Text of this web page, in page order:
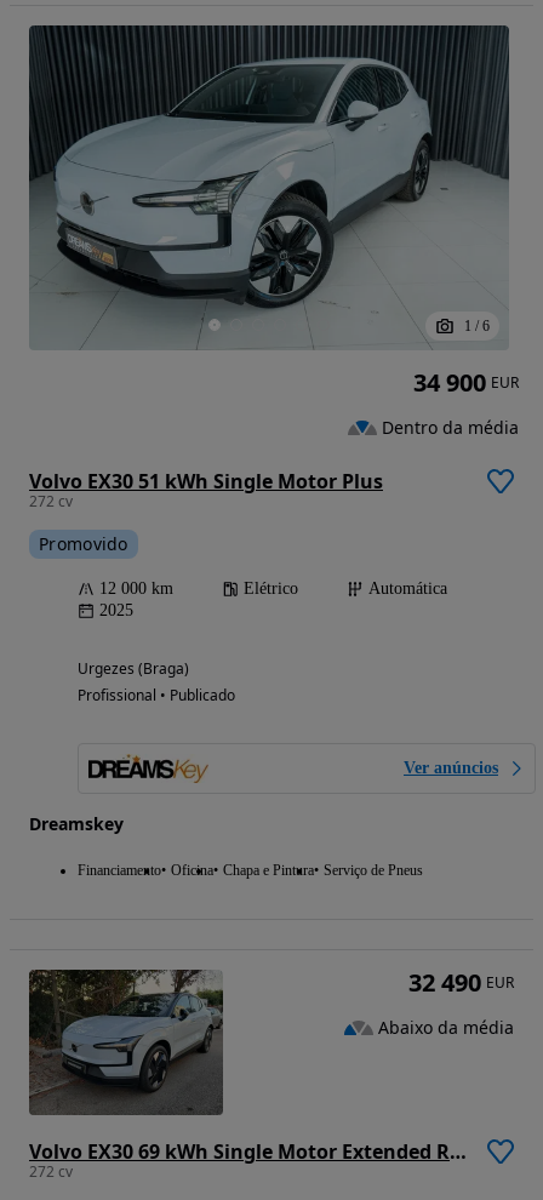
1 / 6
Volvo EX30 51 kWh Single Motor Plus
272 cv
Promovido
12 000 km Elétrico
Automática
2025
Urgezes (Braga)
Profissional • Publicado
Ver anúncios
Dreamskey
Financiamento Oficina Chapa e Pintura Serviço de Pneus
34 900 EUR
Dentro da média
Volvo EX30 69 kWh Single Motor Extended Range Plus
272 cv
32 490 EUR
Abaixo da média